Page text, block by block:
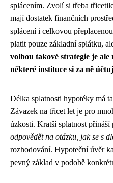
splácením. Zvolí si třeba
mají dostatek finančních
splácení i celkovou
platit pouze základní splátku,
volbou takové strategie je
některé instituce si za ně
Délka splatnosti hypotéky má
Závazek na třicet let je pro
úzkosti. Kratší splatnost
odpovědět na otázku, jak se s
rozhodování. Hypoteční úvěr
pevný základ v podobě